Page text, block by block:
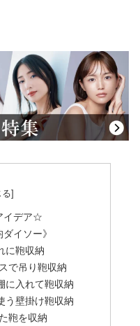
イデア☆
イソー》
に鞄収納
で吊り鞄収納
に入れて鞄収納
う壁掛け鞄収納
鞄を収納